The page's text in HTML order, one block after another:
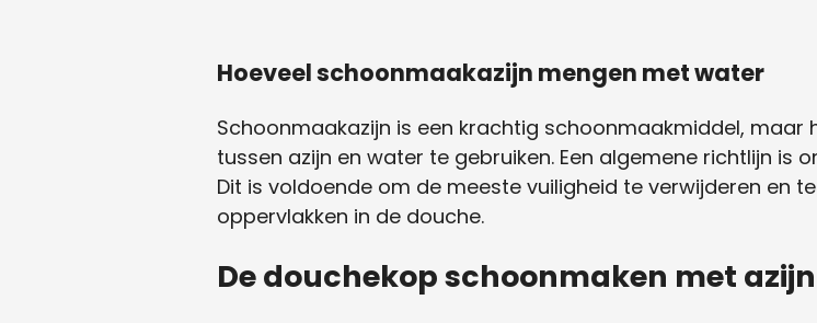
Hoeveel schoonmaakazijn mengen met water
Schoonmaakazijn is een krachtig schoonmaakmiddel, maar
tussen azijn en water te gebruiken. Een algemene richtlijn is
Dit is voldoende om de meeste vuiligheid te verwijderen en
oppervlakken in de douche.
De douchekop schoonmaken met azijn